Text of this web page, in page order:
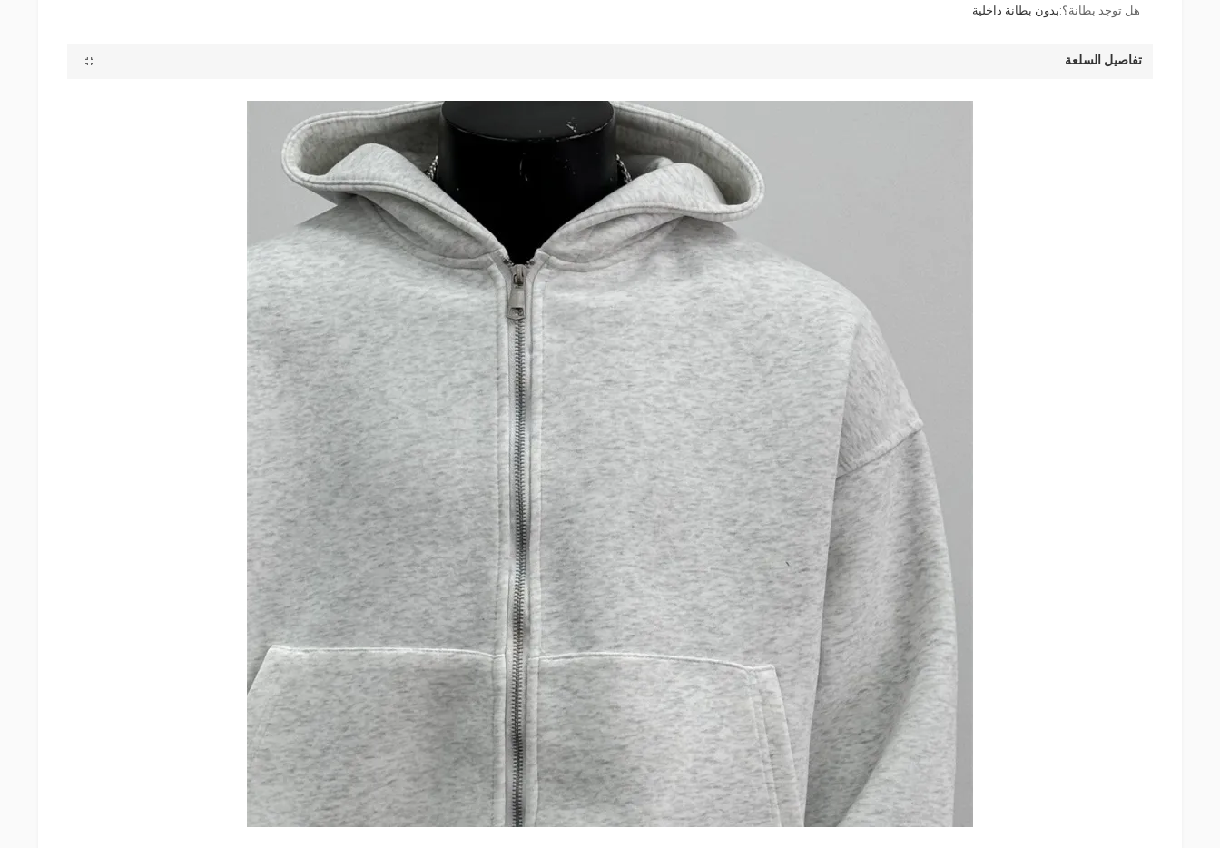
هل توجد بطانة؟:بدون بطانة داخلية
تفاصيل السلعة